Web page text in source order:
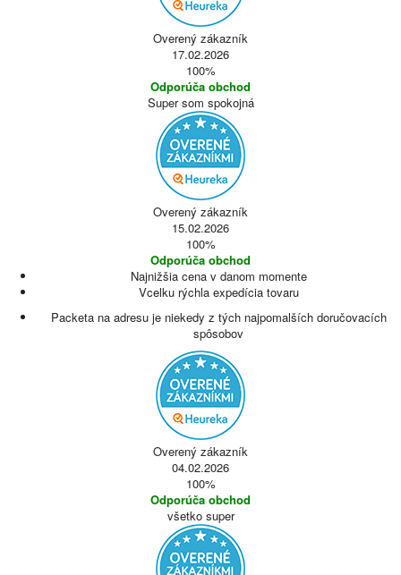
Overený zákazník
17.02.2026
100%
Odporúča obchod
Super som spokojná
Overený zákazník
15.02.2026
100%
Odporúča obchod
Najnižšia cena v danom momente
Vcelku rýchla expedícia tovaru
Packeta na adresu je niekedy z tých najpomalších doručovacích
spôsobov
Overený zákazník
04.02.2026
100%
Odporúča obchod
všetko super